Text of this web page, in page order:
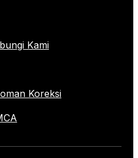
Kami
Koreksi